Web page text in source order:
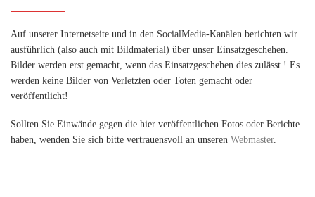
Auf unserer Internetseite und in den SocialMedia-Kanälen berichten wir
ausführlich (also auch mit Bildmaterial) über unser Einsatzgeschehen.
Bilder werden erst gemacht, wenn das Einsatzgeschehen dies zulässt ! Es
werden keine Bilder von Verletzten oder Toten gemacht oder
veröffentlicht!
Sollten Sie Einwände gegen die hier veröffentlichen Fotos oder Berichte
haben, wenden Sie sich bitte vertrauensvoll an unseren Webmaster.